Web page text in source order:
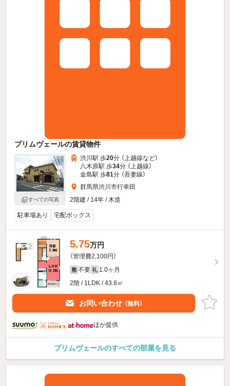
プリムヴェールの賃貸物件
すべての写真
渋川駅 歩20分 （上越線など）
八木原駅 歩34分 （上越線）
金島駅 歩81分 （吾妻線）
群馬県渋川市行幸田
2階建 / 14年 / 木造
駐車場あり 宅配ボックス
5.75万円
（管理費2,100円）
敷 不要 礼 1.0ヶ月
2階 / 1LDK / 43.8㎡
お問い合わせ （無料）
ほか提供
プリムヴェールのすべての部屋を見る